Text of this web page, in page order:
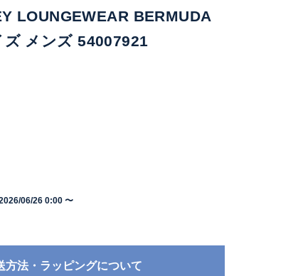
LOUNGEWEAR BERMUDA
ズ メンズ 54007921
06/26 0:00 〜
方法・ラッピングについて